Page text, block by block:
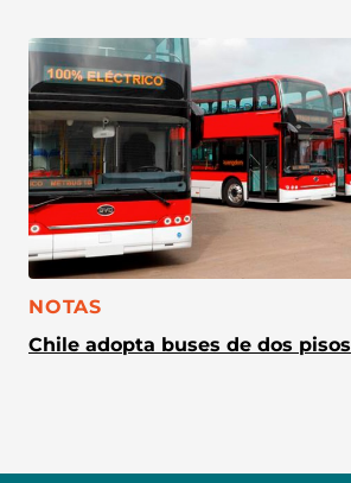
CATEGORÍA:
NOTAS
Chile adopta buses de dos pisos